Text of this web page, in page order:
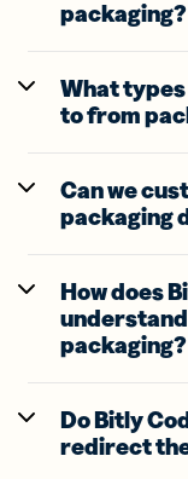
packaging?
What
to from
Can we
packaging
How does
packaging?
Do Bitly
redirect